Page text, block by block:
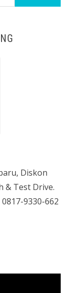
Diskon
& Test Drive.
9330-662